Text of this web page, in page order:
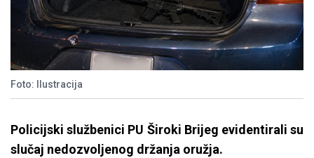
Foto: Ilustracija
Policijski službenici PU Široki Brijeg evidentirali su
slučaj nedozvoljenog držanja oružja.